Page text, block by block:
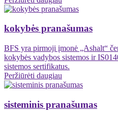
kokybės pranašumas
BFS yra pirmoji įmonė „Ashalt“
kokybės vadybos sistemos ir
sistemos sertifikatus.
Peržiūrėti daugiau
sisteminis pranašumas